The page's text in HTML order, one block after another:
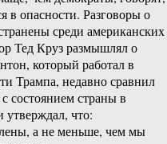
в опасности. Разговоры о
среди американских
Тед Круз размышлял о
который работал в
Трампа, недавно сравнил
состоянием страны в
что:
а не меньше, чем мы